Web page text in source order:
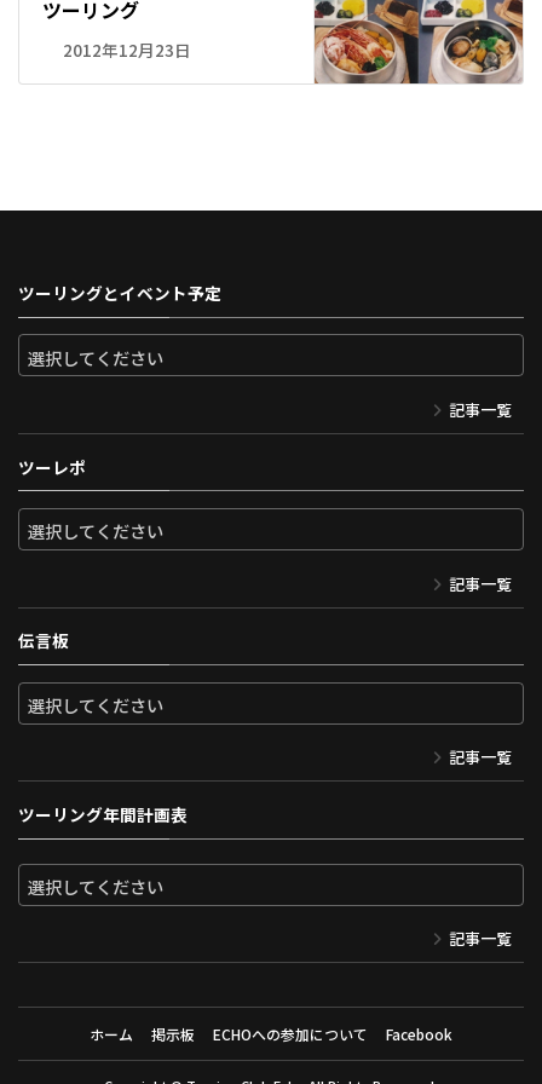
ツーリング
2012年12月23日
ツーリングとイベント予定
記事一覧
ツーレポ
記事一覧
伝言板
記事一覧
ツーリング年間計画表
記事一覧
ホーム 掲示板 ECHOへの参加について Facebook